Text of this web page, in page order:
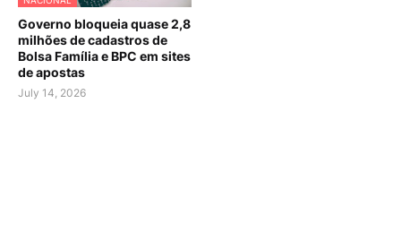
Governo bloqueia quase 2,8
milhões de cadastros de
Bolsa Família e BPC em sites
de apostas
July 14, 2026